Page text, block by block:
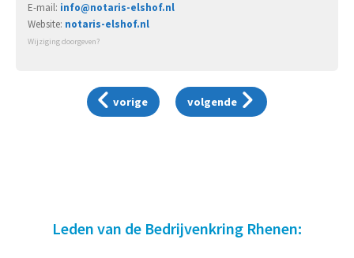
E-mail: info@notaris-elshof.nl
Website: notaris-elshof.nl
Wijziging doorgeven?
vorige volgende
Leden van de Bedrijvenkring Rhenen: